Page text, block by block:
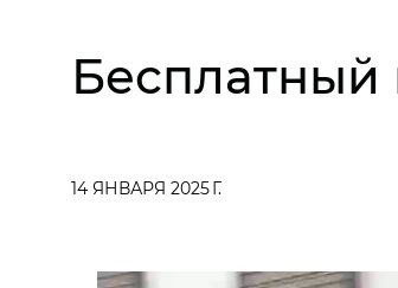
Бесплатный
14 ЯНВАРЯ 2025 Г.